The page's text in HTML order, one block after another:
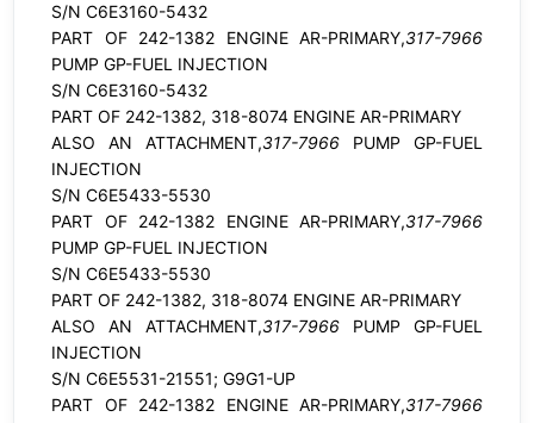
S/N C6E3160-5432
PART OF 242-1382 ENGINE AR-PRIMARY,317-7966
PUMP GP-FUEL INJECTION
S/N C6E3160-5432
PART OF 242-1382, 318-8074 ENGINE AR-PRIMARY
ALSO AN ATTACHMENT,317-7966 PUMP GP-FUEL
INJECTION
S/N C6E5433-5530
PART OF 242-1382 ENGINE AR-PRIMARY,317-7966
PUMP GP-FUEL INJECTION
S/N C6E5433-5530
PART OF 242-1382, 318-8074 ENGINE AR-PRIMARY
ALSO AN ATTACHMENT,317-7966 PUMP GP-FUEL
INJECTION
S/N C6E5531-21551; G9G1-UP
PART OF 242-1382 ENGINE AR-PRIMARY,317-7966